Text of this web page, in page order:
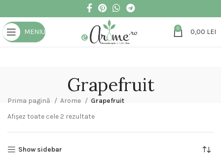
MENIU 0 0,00 LEI
Grapefruit
Prima pagină Arome
Grapefruit
Afișez toate cele 2 rezultate
Show sidebar